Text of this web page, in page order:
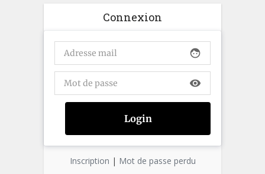
Connexion
face
visibility
Inscription | Mot de passe perdu